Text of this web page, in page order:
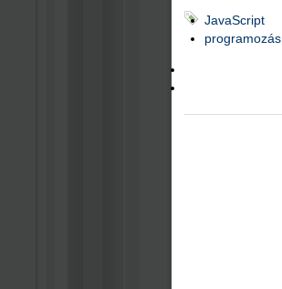
JavaScript
programozás